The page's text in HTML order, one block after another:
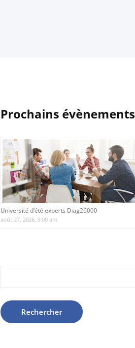
Prochains évènements
Université d’été experts Diag26000
août 27, 2026, 9:00 am